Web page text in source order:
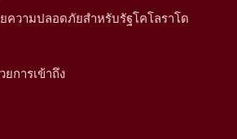
ความปลอดภัยสำหรับรัฐโคโลราโด
การเข้าถึง